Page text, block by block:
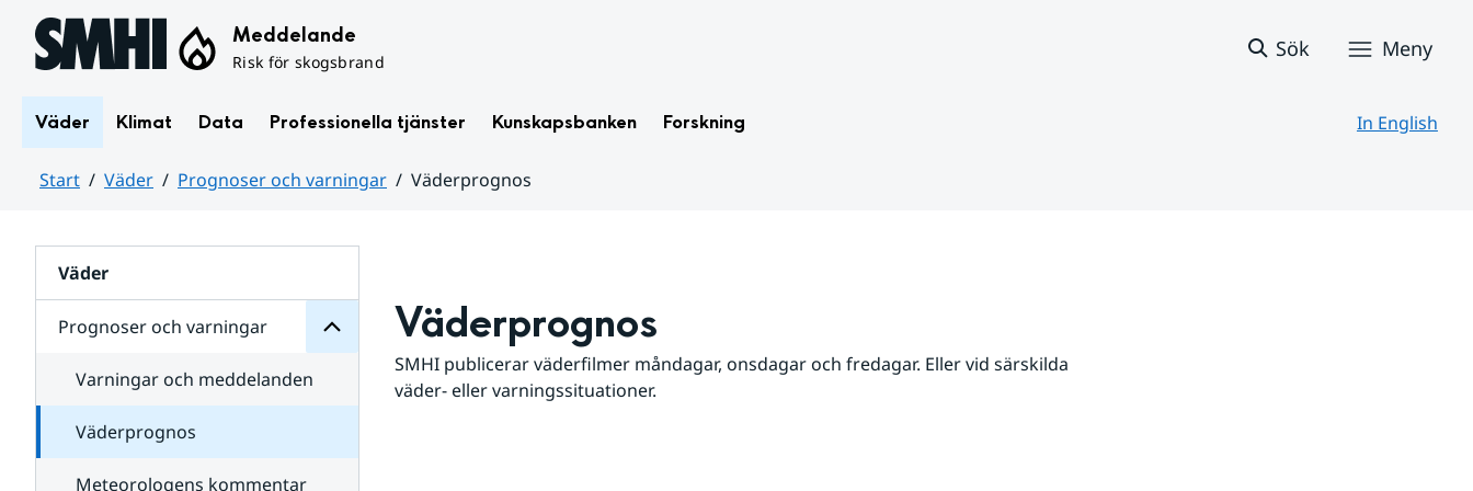
Hoppa till sidans innehåll Meddelande
Risk för skogsbrand
Sök Meny
Väder Klimat Data Professionella tjänster Kunskapsbanken Forskning In English
Start Väder Prognoser och varningar
Väderprognos
Väder
Prognoser och varningar
för
varningar
Varningar och meddelanden
Väderprognos
Meteorologens kommentar
Väderprognos
SMHI publicerar väderfilmer måndagar, onsdagar och fredagar. Eller vid särskilda
väder- eller varningssituationer.